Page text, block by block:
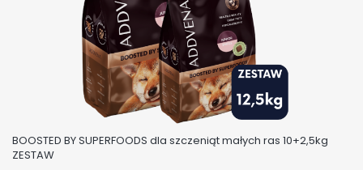
BOOSTED BY SUPERFOODS dla szczeniąt małych ras 10+2,5kg
ZESTAW